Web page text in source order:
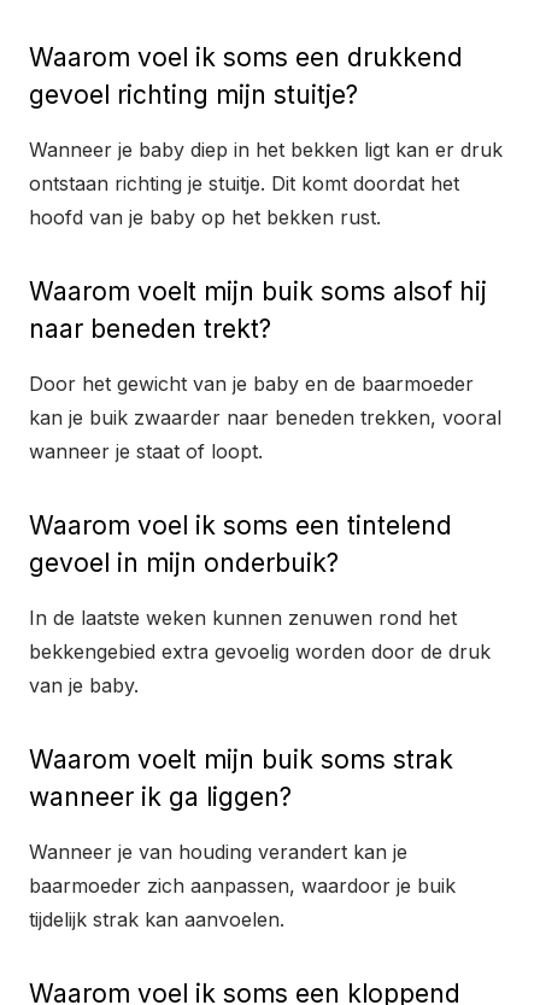
Waarom voel ik soms een drukkend
gevoel richting mijn stuitje?
Wanneer je baby diep in het bekken ligt kan er druk
ontstaan richting je stuitje. Dit komt doordat het
hoofd van je baby op het bekken rust.
Waarom voelt mijn buik soms alsof hij
naar beneden trekt?
Door het gewicht van je baby en de baarmoeder
kan je buik zwaarder naar beneden trekken, vooral
wanneer je staat of loopt.
Waarom voel ik soms een tintelend
gevoel in mijn onderbuik?
In de laatste weken kunnen zenuwen rond het
bekkengebied extra gevoelig worden door de druk
van je baby.
Waarom voelt mijn buik soms strak
wanneer ik ga liggen?
Wanneer je van houding verandert kan je
baarmoeder zich aanpassen, waardoor je buik
tijdelijk strak kan aanvoelen.
Waarom voel ik soms een kloppend